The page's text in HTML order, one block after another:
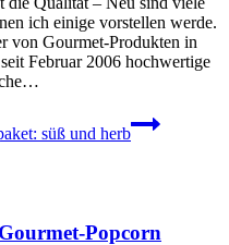
ich einige vorstellen werde.
von Gourmet-Produkten in
Februar 2006 hochwertige
süß und herb
Popcorn